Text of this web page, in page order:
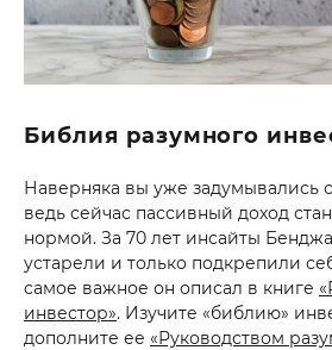
Библия разумного
Наверняка вы уже задумывались
ведь сейчас пассивный доход
нормой. За 70 лет инсайты
устарели и только подкрепили
самое важное он описал в книге
инвестор». Изучите «библию»
дополните ее «Руководством